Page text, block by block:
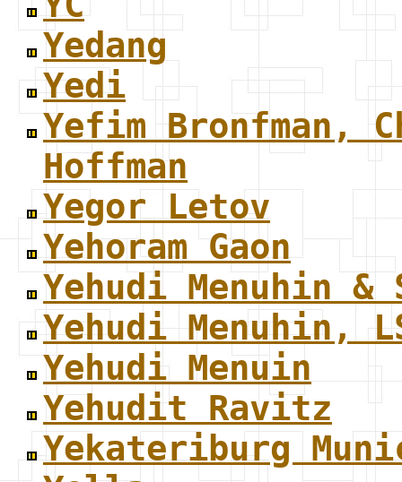
Yedang
Yedi
Yefim Bronfman,
Hoffman
Yegor Letov
Yehoram Gaon
Yehudi Menuhin
Yehudi Menuhin,
Yehudi Menuin
Yehudit Ravitz
Yekateriburg